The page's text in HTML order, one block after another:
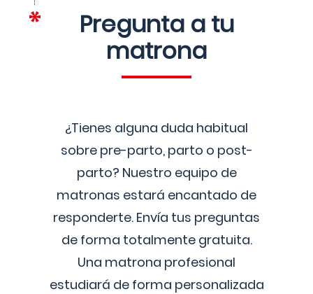
Pregunta a tu
matrona
¿Tienes alguna duda habitual
sobre pre-parto, parto o post-
parto? Nuestro equipo de
matronas estará encantado de
responderte. Envía tus preguntas
de forma totalmente gratuita.
Una matrona profesional
estudiará de forma personalizada